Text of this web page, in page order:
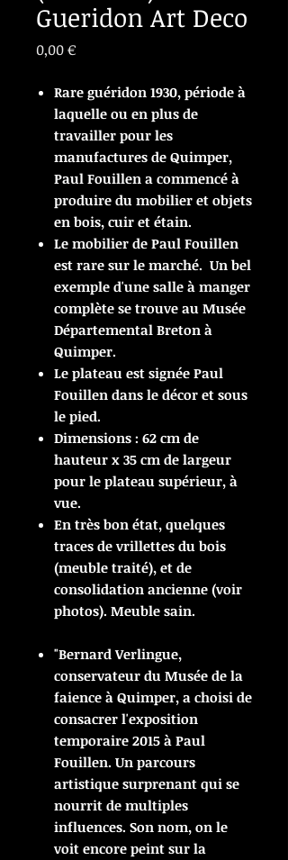
Gueridon Art Deco
0,00 €Prix
Rare guéridon 1930, période à
laquelle ou en plus de
travailler pour les
manufactures de Quimper,
Paul Fouillen a commencé à
produire du mobilier et objets
en bois, cuir et étain.
Le mobilier de Paul Fouillen
est rare sur le marché. Un bel
exemple d'une salle à manger
complète se trouve au Musée
Départemental Breton à
Quimper.
Le plateau est signée Paul
Fouillen dans le décor et sous
le pied.
Dimensions : 62 cm de
hauteur x 35 cm de largeur
pour le plateau supérieur, à
vue.
En très bon état, quelques
traces de vrillettes du bois
(meuble traité), et de
consolidation ancienne (voir
photos). Meuble sain.
"Bernard Verlingue,
conservateur du Musée de la
faience à Quimper, a choisi de
consacrer l'exposition
temporaire 2015 à Paul
Fouillen. Un parcours
artistique surprenant qui se
nourrit de multiples
influences. Son nom, on le
voit encore peint sur la